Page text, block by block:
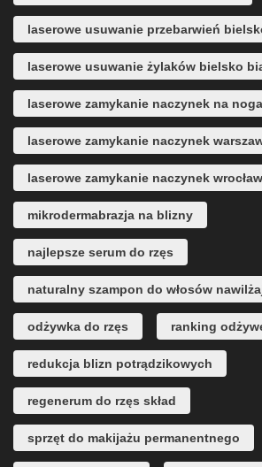
laserowe usuwanie przebarwień
laserowe usuwanie żylaków bielsko
laserowe zamykanie naczynek na
laserowe zamykanie naczynek
laserowe zamykanie naczynek wrocław
mikrodermabrazja na blizny
najlepsze serum do rzęs
naturalny szampon do włosów
odżywka do rzęs ranking
redukcja blizn potrądzikowych
regenerum do rzęs skład
sprzęt do makijażu permanentnego